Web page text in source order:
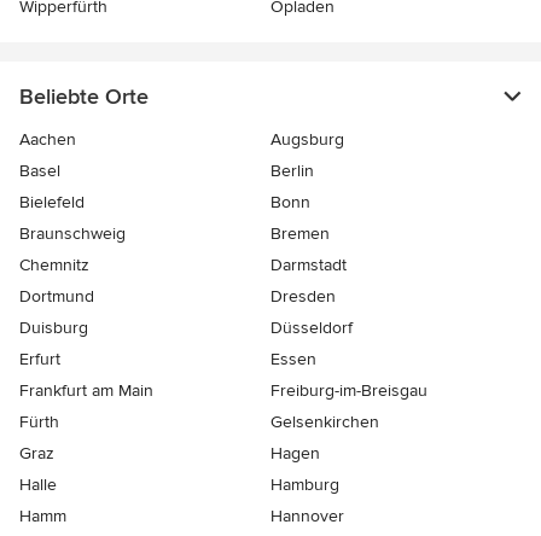
Wipperfürth Opladen
Beliebte Orte
Aachen
Augsburg
Basel
Berlin
Bielefeld
Bonn
Braunschweig
Bremen
Chemnitz
Darmstadt
Dortmund
Dresden
Duisburg
Düsseldorf
Erfurt
Essen
Frankfurt am Main
Freiburg-im-Breisgau
Fürth
Gelsenkirchen
Graz
Hagen
Halle
Hamburg
Hamm
Hannover